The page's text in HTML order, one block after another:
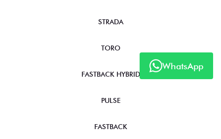
WhatsApp
STRADA
TORO
FASTBACK HYBRID
PULSE
FASTBACK